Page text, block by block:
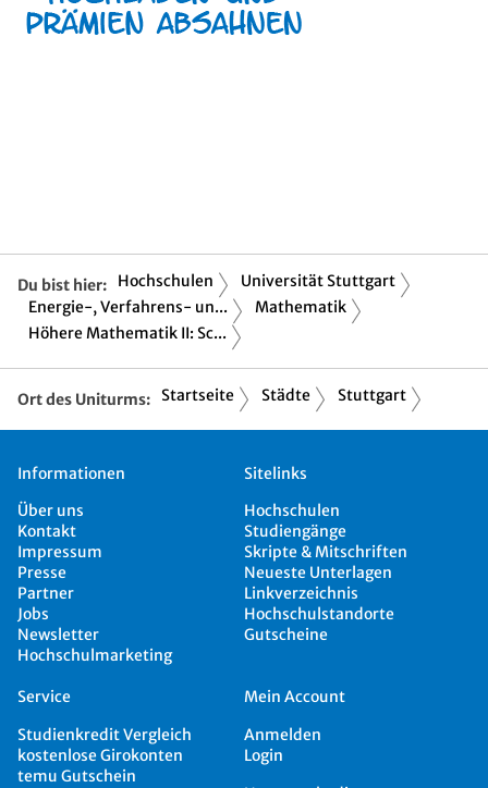
Du bist hier: Hochschulen
Universität Stuttgart
Energie-, Verfahrens- un...
Mathematik
Höhere Mathematik II: Sc...
Ort des Uniturms: Startseite Städte Stuttgart
Informationen
Über uns
Kontakt
Impressum
Presse
Partner
Jobs
Newsletter
Hochschulmarketing
Sitelinks
Hochschulen
Studiengänge
Skripte & Mitschriften
Neueste Unterlagen
Linkverzeichnis
Hochschulstandorte
Gutscheine
Service
Studienkredit Vergleich
kostenlose Girokonten
temu Gutschein
Mein Account
Anmelden
Login